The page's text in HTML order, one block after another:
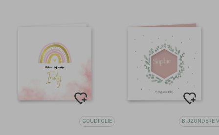
GOUDFOLIE BIJZONDERE